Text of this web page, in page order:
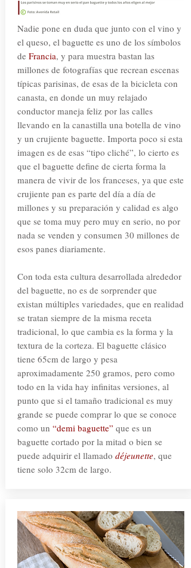
Nadie pone en duda que junto con el vino y
el queso, el baguette es uno de los símbolos
de Francia, y para muestra bastan las
millones de fotografías que recrean escenas
típicas parisinas, de esas de la bicicleta con
canasta, en donde un muy relajado
conductor maneja feliz por las calles
llevando en la canastilla una botella de vino
y un crujiente baguette. Importa poco si esta
imagen es de esas “tipo cliché”, lo cierto es
que el baguette define de cierta forma la
manera de vivir de los franceses, ya que este
crujiente pan es parte del día a día de
millones y su preparación y calidad es algo
que se toma muy pero muy en serio, no por
nada se venden y consumen 30 millones de
esos panes diariamente.
Con toda esta cultura desarrollada alrededor
del baguette, no es de sorprender que
existan múltiples variedades, que en realidad
se tratan siempre de la misma receta
tradicional, lo que cambia es la forma y la
textura de la corteza. El baguette clásico
tiene 65cm de largo y pesa
aproximadamente 250 gramos, pero como
todo en la vida hay infinitas versiones, al
punto que si el tamaño tradicional es muy
grande se puede comprar lo que se conoce
como un “demi baguette” que es un
baguette cortado por la mitad o bien se
puede adquirir el llamado déjeunette, que
tiene solo 32cm de largo.